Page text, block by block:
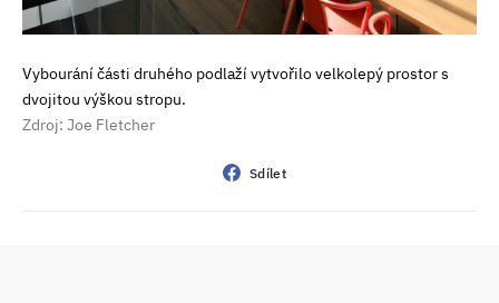
Vybourání části druhého podlaží vytvořilo velkolepý prostor s
dvojitou výškou stropu.
Zdroj: Joe Fletcher
Sdílet